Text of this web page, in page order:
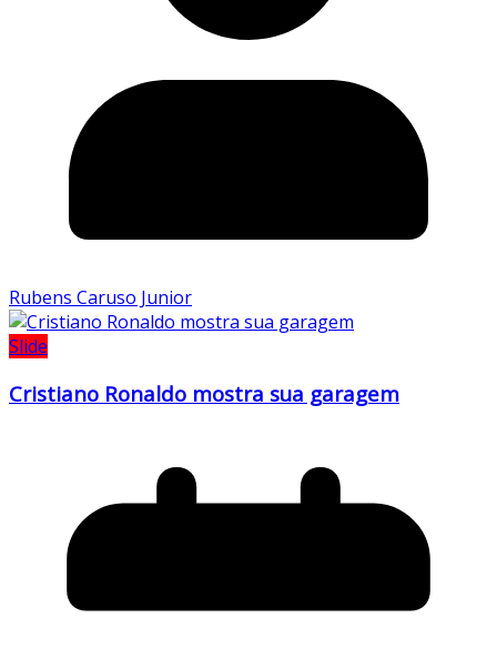
Rubens Caruso Junior
Slide
Cristiano Ronaldo mostra sua garagem